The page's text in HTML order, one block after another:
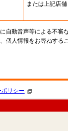
または上記店舗
自動音声等による不審
個人情報をお尋ねする
リシー